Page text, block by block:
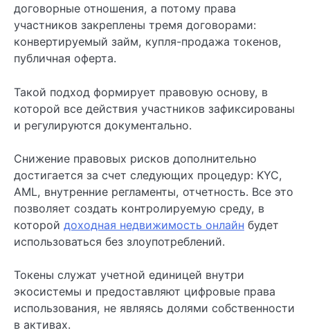
договорные отношения, а потому права
участников закреплены тремя договорами:
конвертируемый займ, купля-продажа токенов,
публичная оферта.
Такой подход формирует правовую основу, в
которой все действия участников зафиксированы
и регулируются документально.
Снижение правовых рисков дополнительно
достигается за счет следующих процедур: KYC,
AML, внутренние регламенты, отчетность. Все это
позволяет создать контролируемую среду, в
которой доходная недвижимость онлайн будет
использоваться без злоупотреблений.
Токены служат учетной единицей внутри
экосистемы и предоставляют цифровые права
использования, не являясь долями собственности
в активах.